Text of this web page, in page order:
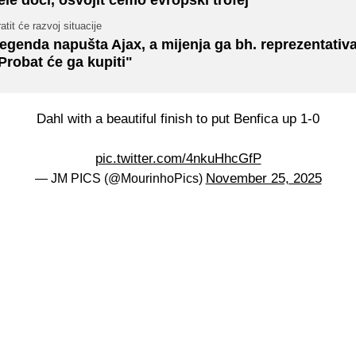
će razvoj situacije
napušta Ajax, a mijenja ga bh.
će ga kupiti"
Dahl with a beautiful finish to put Benfica up 1-0
pic.twitter.com/4nkuHhcGfP
— JM PICS (@MourinhoPics) November 25, 2025